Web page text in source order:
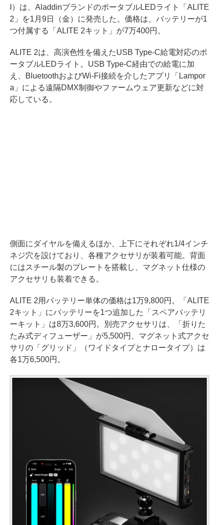
I）は、AladdinブランドのポータブルLEDライト「ALITE
2」を1月9日（金）に発売した。価格は、バッテリーが1
つ付属する「ALITE 2キット」が7万400円。
ALITE 2は、高演色性を備えたUSB Type-C給電対応のポ
ータブルLEDライト。USB Type-C経由での給電に加
え、BluetoothおよびWi-Fi接続を介したアプリ「Lampor
a」による遠隔DMX制御やファームウェア更新などに対
応している。
側面にダイヤルを備えるほか、上下にそれぞれ1/4インチ
ネジ穴を設けており、各種アクセサリが装着可能。背面
にはスチール製のプレートを搭載し、マグネット仕様の
アクセサリも装着できる。
ALITE 2用バッテリー単体の価格は1万9,800円。「ALITE
2キット」にバッテリーを1つ追加した「スペアバッテリ
ーキット」は8万3,600円。別売アクセサリは、「折りた
たみ式ディフューザー」が5,500円、マグネット式アクセ
サリの「グリッド」（ワイドタイプとナロータイプ）は
各1万6,500円。